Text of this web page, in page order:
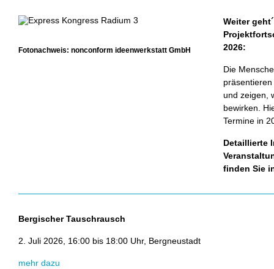
Fotonachweis: nonconform ideenwerkstatt GmbH
Weiter
2026:
Die
und zeigen,
bewirken.
Termine in
Detaillierte
finden Sie
Bergischer Tauschrausch
2. Juli 2026, 16:00 bis 18:00 Uhr, Bergneustadt
mehr dazu